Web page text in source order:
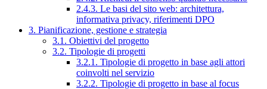
2.4.3. Le basi del sito web: architettura,
informativa privacy, riferimenti DPO
3. Pianificazione, gestione e strategia
3.1. Obiettivi del progetto
3.2. Tipologie di progetti
3.2.1. Tipologie di progetto in base agli attori
coinvolti nel servizio
3.2.2. Tipologie di progetto in base al focus